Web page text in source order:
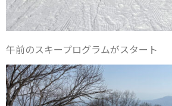
午前のスキープログラムがスタート